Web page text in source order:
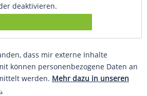
deaktivieren.
dass mir externe Inhalte
können personenbezogene Daten an
werden. Mehr dazu in unseren